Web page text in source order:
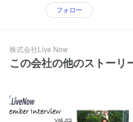
フォロー
株式会社Live Now
この会社の他のストーリ